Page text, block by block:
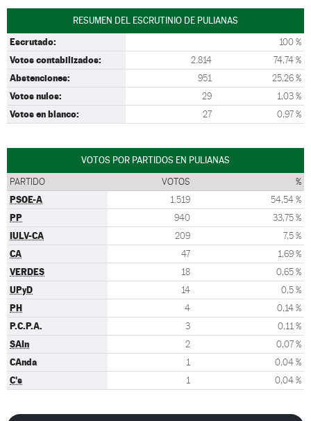
RESUMEN DEL ESCRUTINIO DE PULIANAS
Escrutado: 100 %
Votos contabilizados: 2.814 74,74 %
Abstenciones: 951 25,26 %
Votos nulos: 29 1,03 %
Votos en blanco: 27 0,97 %
VOTOS POR PARTIDOS EN PULIANAS
PARTIDO VOTOS %
PSOE-A 1.519 54,54 %
PP 940 33,75 %
IULV-CA 209 7,5 %
CA 47 1,69 %
VERDES 18 0,65 %
UPyD 14 0,5 %
PH 4 0,14 %
P.C.P.A. 3 0,11 %
SAIn 2 0,07 %
CAnda 1 0,04 %
C's 1 0,04 %